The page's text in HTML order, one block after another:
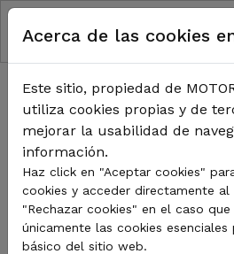
Pasar al contenido principal
RUTA DE¡Sorteo del día del padre!
¡Sorteo del día
Acerca de las cookies
Este sitio, propiedad de
utiliza cookies propias y de
mejorar la usabilidad de
información.
Haz click en "Aceptar cookies"
cookies y acceder directamente
"Rechazar cookies" en el caso
únicamente las cookies
básico del sitio web.